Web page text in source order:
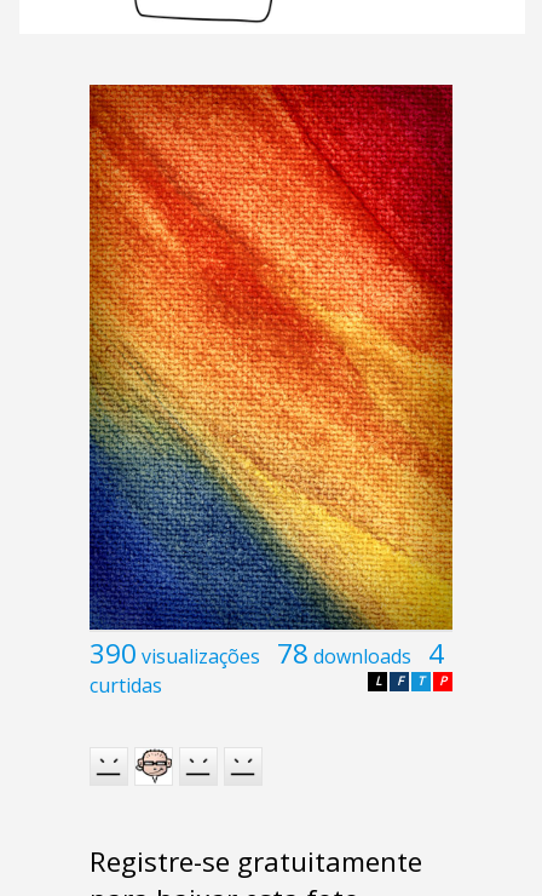
390 visualizações 78 downloads 4
curtidas P
T
F
L
Registre-se gratuitamente